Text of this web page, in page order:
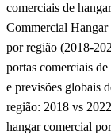
comerciais de
Commercial Hangar
por região (2018-
portas comerciais
e previsões globais
região: 2018 vs
hangar comercial